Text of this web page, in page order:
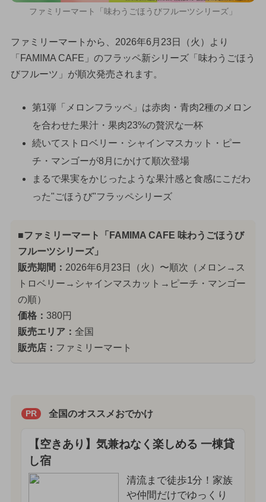
ファミリーマート「味わうごほうびフルーツシリーズ」
ファミリーマートから、2026年6月23日（火）より
「FAMIMA CAFE」のフラッペ新シリーズ「味わうごほう
びフルーツ」が順次発売されます。
第1弾「メロンフラッペ」は赤肉・青肉2種のメロン
を合わせた果汁・果肉23%の贅沢な一杯
続いてストロベリー・シャインマスカット・ピー
チ・マンゴーが8月にかけて順次登場
まるで果実をかじったような果汁感と食感にこだわ
った"ごほうび"フラッペシリーズ
■ファミリーマート「FAMIMA CAFE 味わうごほうび
フルーツシリーズ」
販売期間： 2026年6月23日（火）〜順次（メロン→ス
トロベリー→シャインマスカット→ピーチ・マンゴー
の順）
価格： 380円
販売エリア： 全国
販売店： ファミリーマート
PR 全国のオススメおでかけ
【空きあり】気兼ねなく楽しめる 一棟貸
し宿
清流まで徒歩1分！家族
や仲間だけでゆっくり